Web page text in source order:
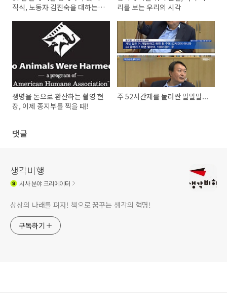
직식, 노동자 김진숙을 대하는
리를 보는 우리의 시각
생명을 돈으로 환산하는 촬영 현
장, 이제 종지부를 찍을 때!
주 52시간제를 둘러싼 말말말...
댓글
생각비행
시사분야 크리에이터
상상의 나래를 펴자! 책으로 꿈꾸는 생각의 혁명!
구독하기